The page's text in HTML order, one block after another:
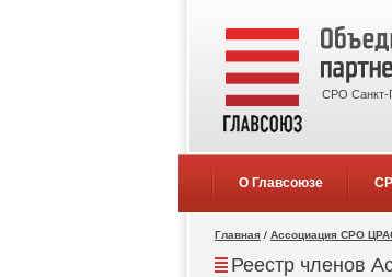
СРО Санкт-
О Главсоюзе
Главная / Ассоциация СРО
Реестр членов